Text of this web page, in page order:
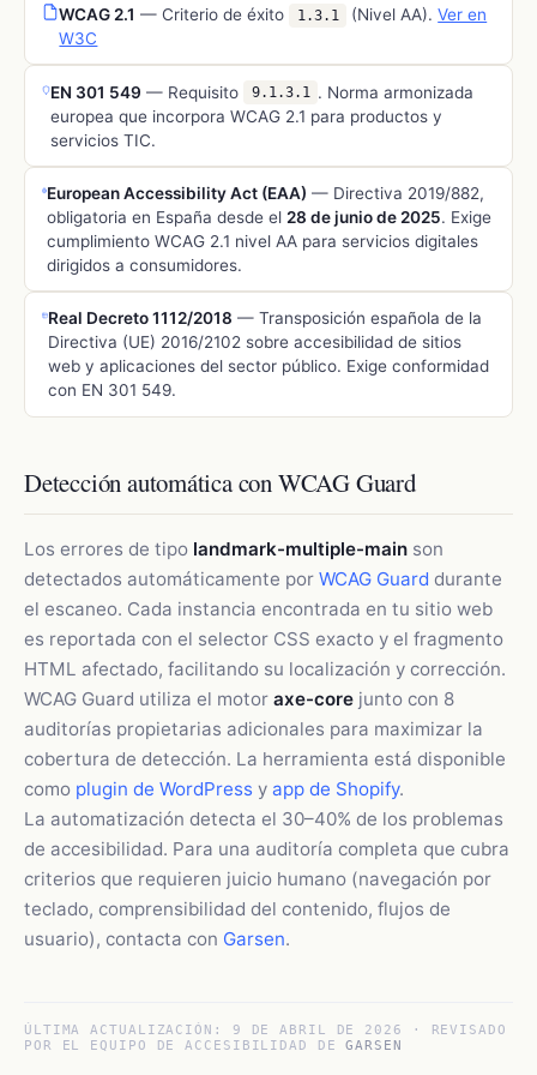
WCAG 2.1 — Criterio de éxito 1.3.1 (NivelAA).Ver en
W3C
EN 301 549 — Requisito 9.1.3.1 . Norma armonizada
europea que incorpora WCAG 2.1 para productos y
servicios TIC.
European Accessibility Act (EAA) — Directiva 2019/882,
obligatoria en España desde el 28 de junio de 2025. Exige
cumplimiento WCAG 2.1 nivel AA para servicios digitales
dirigidos a consumidores.
Real Decreto 1112/2018 — Transposición española de la
Directiva (UE) 2016/2102 sobre accesibilidad de sitios
web y aplicaciones del sector público. Exige conformidad
con EN 301 549.
Detección automática con WCAG Guard
Los errores de tipo landmark-multiple-main son
detectados automáticamente por WCAG Guard durante
el escaneo. Cada instancia encontrada en tu sitio web
es reportada con el selector CSS exacto y el fragmento
HTML afectado, facilitando su localización y corrección.
WCAG Guard utiliza el motor axe-core junto con 8
auditorías propietarias adicionales para maximizar la
cobertura de detección. La herramienta está disponible
como plugin de WordPress y app de Shopify.
La automatización detecta el 30–40% de los problemas
de accesibilidad. Para una auditoría completa que cubra
criterios que requieren juicio humano (navegación por
teclado, comprensibilidad del contenido, flujos de
usuario), contacta con Garsen.
ÚLTIMA ACTUALIZACIÓN: 9 DE ABRIL DE 2026
· REVISADO
POR EL EQUIPO DE ACCESIBILIDAD DEGARSEN